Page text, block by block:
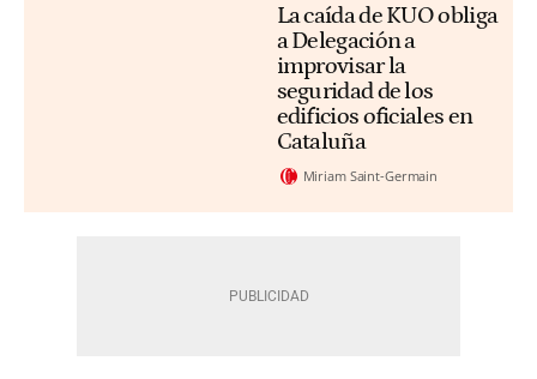
La caída de KUO obliga
a Delegación a
improvisar la
seguridad de los
edificios oficiales en
Cataluña
Miriam Saint-Germain